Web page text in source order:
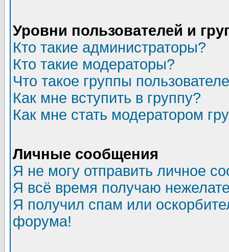
Уровни пользователей и
Кто такие администраторы?
Кто такие модераторы?
Что такое группы
Как мне вступить в группу?
Как мне стать модератором
Личные сообщения
Я не могу отправить личное
Я всё время получаю
Я получил спам или
форума!